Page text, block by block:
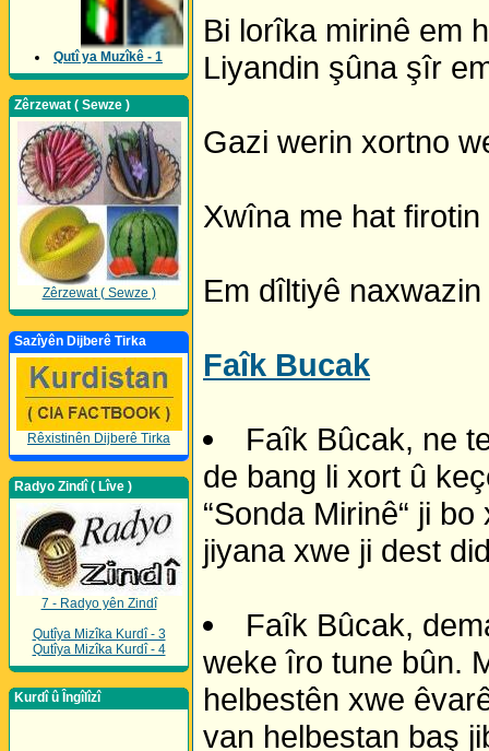
Qutî ya Muzîkê - 1
Zêrzewat ( Sewze )
Zêrzewat ( Sewze )
Sazîyên Dijberê Tirka
Rêxistinên Dijberê Tirka
Radyo Zindî ( Lîve )
7 - Radyo yên Zindî
Qutîya Mizîka Kurdî - 3
Qutîya Mizîka Kurdî - 4
Kurdî û Îngîlîzî
Bi lorîka mirinê em
Liyandin şûna şîr
Gazi werin xortno
Xwîna me hat
Em dîltiyê
Faîk Bucak
Faîk Bûcak, ne
de bang li xort û
“Sonda Mirinê“ ji
jiyana xwe ji dest
Faîk Bûcak,
weke îro tune bûn.
helbestên xwe
van helbestan baş